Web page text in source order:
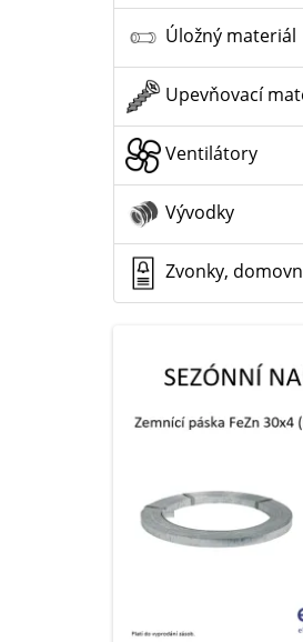
Úložný materiál
Upevňovací
Ventilátory
Vývodky
Zvonky,